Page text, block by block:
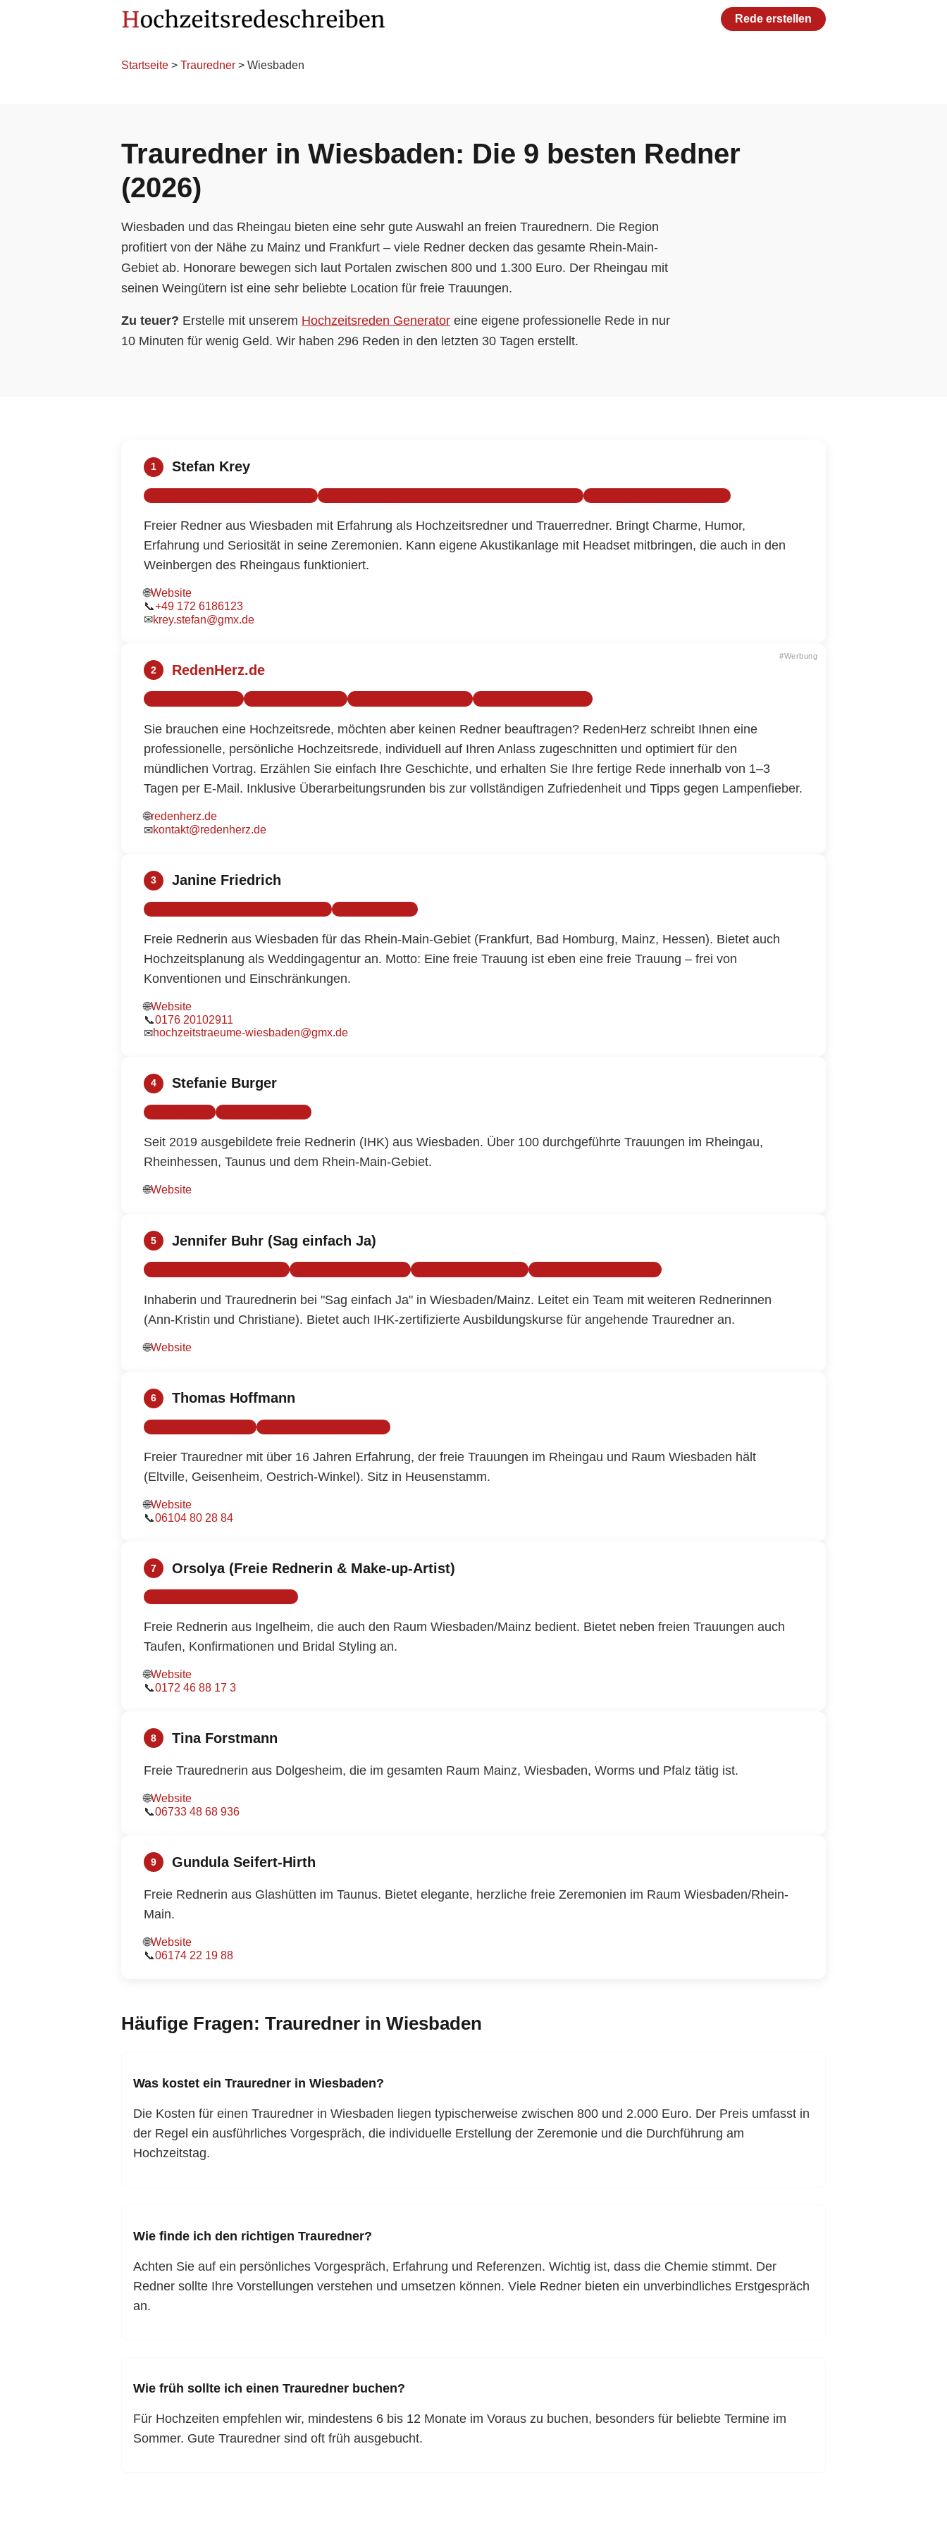
Rede erstellen
Startseite > Trauredner > Wiesbaden
Trauredner in Wiesbaden: Die 9 besten Redner
(2026)
Wiesbaden und das Rheingau bieten eine sehr gute Auswahl an freien Traurednern. Die Region
profitiert von der Nähe zu Mainz und Frankfurt – viele Redner decken das gesamte Rhein-Main-
Gebiet ab. Honorare bewegen sich laut Portalen zwischen 800 und 1.300 Euro. Der Rheingau mit
seinen Weingütern ist eine sehr beliebte Location für freie Trauungen.
Zu teuer? Erstelle mit unserem Hochzeitsreden Generator eine eigene professionelle Rede in nur
10 Minuten für wenig Geld. Wir haben 296 Reden in den letzten 30 Tagen erstellt.
1 Stefan Krey
Freier Redner aus Wiesbaden mit Erfahrung als Hochzeitsredner und Trauerredner. Bringt Charme, Humor,
Erfahrung und Seriosität in seine Zeremonien. Kann eigene Akustikanlage mit Headset mitbringen, die auch in den
Weinbergen des Rheingaus funktioniert.
🌐Website
📞+49 172 6186123
✉krey.stefan@gmx.de
#Werbung
2 RedenHerz.de
Sie brauchen eine Hochzeitsrede, möchten aber keinen Redner beauftragen? RedenHerz schreibt Ihnen eine
professionelle, persönliche Hochzeitsrede, individuell auf Ihren Anlass zugeschnitten und optimiert für den
mündlichen Vortrag. Erzählen Sie einfach Ihre Geschichte, und erhalten Sie Ihre fertige Rede innerhalb von 1–3
Tagen per E-Mail. Inklusive Überarbeitungsrunden bis zur vollständigen Zufriedenheit und Tipps gegen Lampenfieber.
🌐redenherz.de
✉kontakt@redenherz.de
3 Janine Friedrich
Freie Rednerin aus Wiesbaden für das Rhein-Main-Gebiet (Frankfurt, Bad Homburg, Mainz, Hessen). Bietet auch
Hochzeitsplanung als Weddingagentur an. Motto: Eine freie Trauung ist eben eine freie Trauung – frei von
Konventionen und Einschränkungen.
🌐Website
📞0176 20102911
✉hochzeitstraeume-wiesbaden@gmx.de
4 Stefanie Burger
Seit 2019 ausgebildete freie Rednerin (IHK) aus Wiesbaden. Über 100 durchgeführte Trauungen im Rheingau,
Rheinhessen, Taunus und dem Rhein-Main-Gebiet.
🌐Website
5 Jennifer Buhr (Sag einfach Ja)
Inhaberin und Traurednerin bei "Sag einfach Ja" in Wiesbaden/Mainz. Leitet ein Team mit weiteren Rednerinnen
(Ann-Kristin und Christiane). Bietet auch IHK-zertifizierte Ausbildungskurse für angehende Trauredner an.
🌐Website
6 Thomas Hoffmann
Freier Trauredner mit über 16 Jahren Erfahrung, der freie Trauungen im Rheingau und Raum Wiesbaden hält
(Eltville, Geisenheim, Oestrich-Winkel). Sitz in Heusenstamm.
🌐Website
📞06104 80 28 84
7 Orsolya (Freie Rednerin & Make-up-Artist)
Freie Rednerin aus Ingelheim, die auch den Raum Wiesbaden/Mainz bedient. Bietet neben freien Trauungen auch
Taufen, Konfirmationen und Bridal Styling an.
🌐Website
📞0172 46 88 17 3
8 Tina Forstmann
Freie Traurednerin aus Dolgesheim, die im gesamten Raum Mainz, Wiesbaden, Worms und Pfalz tätig ist.
🌐Website
📞06733 48 68 936
9 Gundula Seifert-Hirth
Freie Rednerin aus Glashütten im Taunus. Bietet elegante, herzliche freie Zeremonien im Raum Wiesbaden/Rhein-
Main.
🌐Website
📞06174 22 19 88
Häufige Fragen: Trauredner in Wiesbaden
Was kostet ein Trauredner in Wiesbaden?
Die Kosten für einen Trauredner in Wiesbaden liegen typischerweise zwischen 800 und 2.000 Euro. Der Preis umfasst in
der Regel ein ausführliches Vorgespräch, die individuelle Erstellung der Zeremonie und die Durchführung am
Hochzeitstag.
Wie finde ich den richtigen Trauredner?
Achten Sie auf ein persönliches Vorgespräch, Erfahrung und Referenzen. Wichtig ist, dass die Chemie stimmt. Der
Redner sollte Ihre Vorstellungen verstehen und umsetzen können. Viele Redner bieten ein unverbindliches Erstgespräch
an.
Wie früh sollte ich einen Trauredner buchen?
Für Hochzeiten empfehlen wir, mindestens 6 bis 12 Monate im Voraus zu buchen, besonders für beliebte Termine im
Sommer. Gute Trauredner sind oft früh ausgebucht.